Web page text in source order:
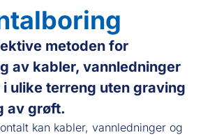
metoden for
av kabler, vannledninger
ulike terreng uten graving
av grøft.
kan kabler, vannledninger og